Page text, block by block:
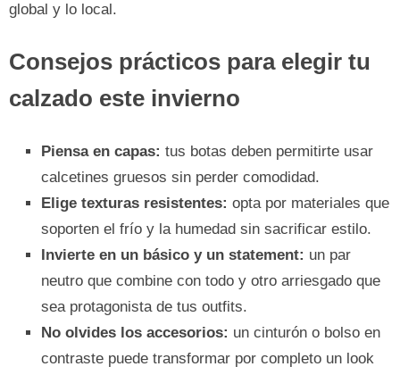
global y lo local.
Consejos prácticos para elegir tu
calzado este invierno
Piensa en capas: tus botas deben permitirte usar
calcetines gruesos sin perder comodidad.
Elige texturas resistentes: opta por materiales que
soporten el frío y la humedad sin sacrificar estilo.
Invierte en un básico y un statement: un par
neutro que combine con todo y otro arriesgado que
sea protagonista de tus outfits.
No olvides los accesorios: un cinturón o bolso en
contraste puede transformar por completo un look